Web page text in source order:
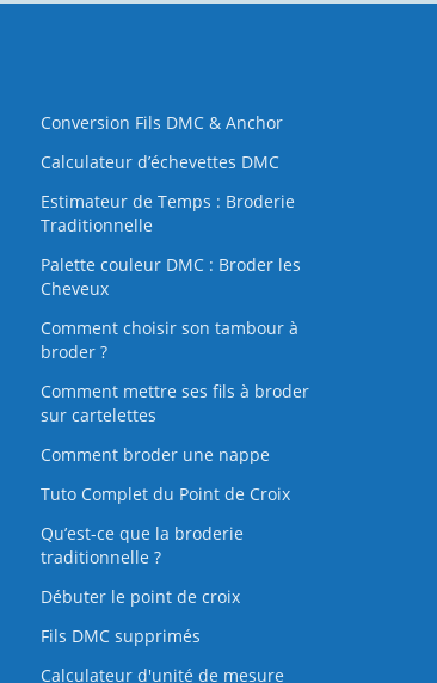
Conversion Fils DMC & Anchor
Calculateur d’échevettes DMC
Estimateur de Temps : Broderie
Traditionnelle
Palette couleur DMC : Broder les
Cheveux
Comment choisir son tambour à
broder ?
Comment mettre ses fils à broder
sur cartelettes
Comment broder une nappe
Tuto Complet du Point de Croix
Qu’est-ce que la broderie
traditionnelle ?
Débuter le point de croix
Fils DMC supprimés
Calculateur d'unité de mesure